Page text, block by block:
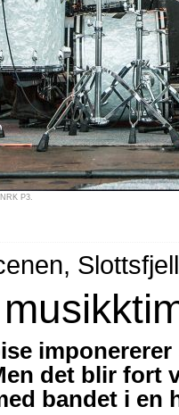
P3.
det blir fort
bandet i en